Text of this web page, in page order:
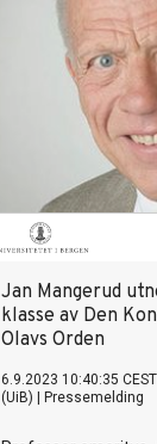
Jan Mangerud
klasse av Den
Olavs Orden
6.9.2023 10:40:35 CEST
(UiB)
Pressemelding